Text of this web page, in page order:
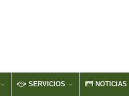
SERVICIOS NOTICIAS